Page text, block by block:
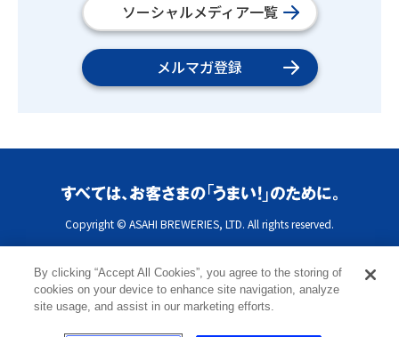
ソーシャルメディア一覧
メルマガ登録
Copyright © ASAHI BREWERIES, LTD. All rights reserved.
By clicking “Accept All Cookies”, you agree to the storing of
cookies on your device to enhance site navigation, analyze
site usage, and assist in our marketing efforts.